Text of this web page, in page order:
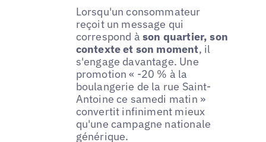
Lorsqu'un consommateur
reçoit un message qui
correspond à son quartier, son
contexte et son moment, il
s'engage davantage. Une
promotion « -20 % à la
boulangerie de la rue Saint-
Antoine ce samedi matin »
convertit infiniment mieux
qu'une campagne nationale
générique.